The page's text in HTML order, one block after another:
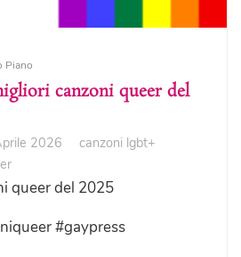
Piano
canzoni queer del
2026
canzoni lgbt+
queer del 2025
#gaypress